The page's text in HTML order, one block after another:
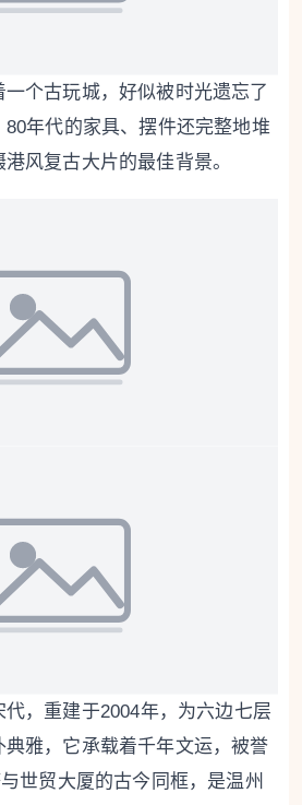
个古玩城，好似被时光遗忘了
年代的家具、摆件还完整地堆
风复古大片的最佳背景。
，重建于2004年，为六边七层
雅，它承载着千年文运，被誉
世贸大厦的古今同框，是温州